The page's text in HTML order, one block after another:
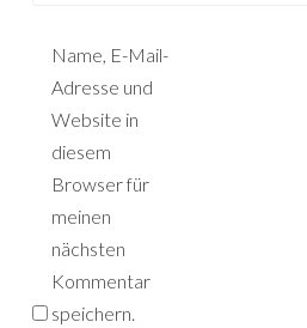
Name, E-Mail-
Adresse und
Website in
diesem
Browser für
meinen
nächsten
Kommentar
speichern.